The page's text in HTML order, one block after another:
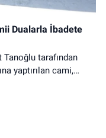
Dualarla İbadete
Tanoğlu tarafından
yaptırılan cami,